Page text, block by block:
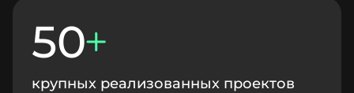
50
крупных реализованных проектов